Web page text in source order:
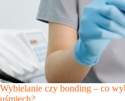
Wybielanie czy bonding – co
uśmiech?